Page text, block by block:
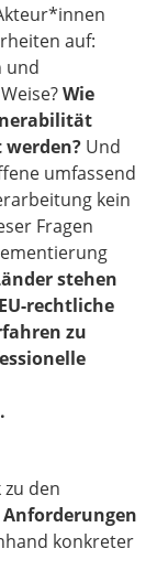
auf:
und
Wie
Und
umfassend
kein
Fragen
stehen
rechtliche
zu
den
konkreter